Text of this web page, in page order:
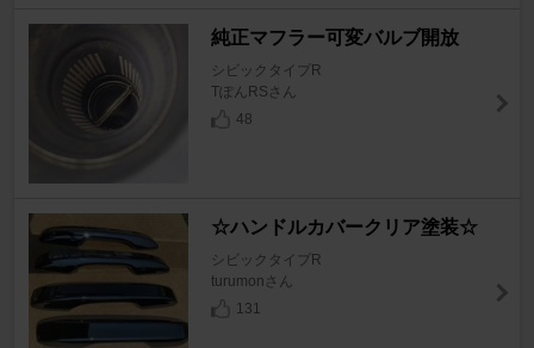
純正マフラー可変バルブ開放
シビックタイプR
TぽんRSさん
48
☆ハンドルカバークリア塗装☆
シビックタイプR
turumonさん
131